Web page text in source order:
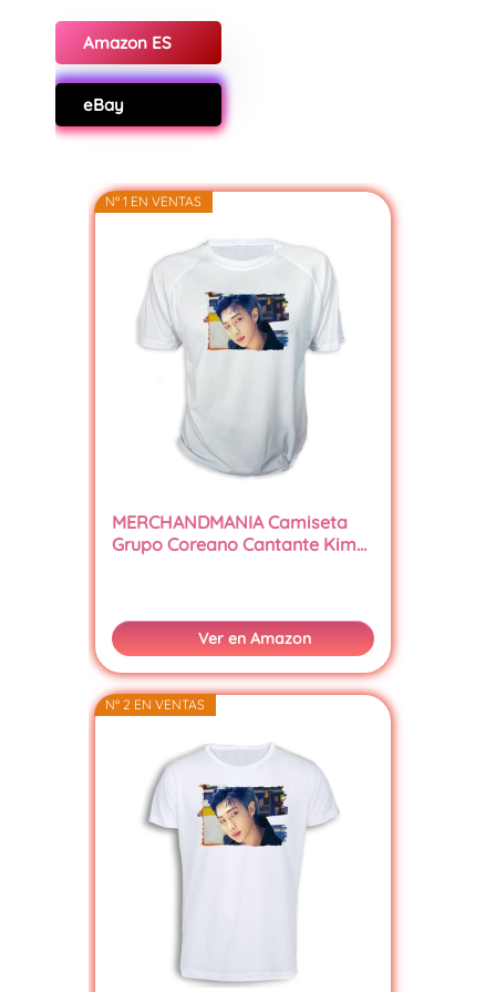
Amazon ES
eBay
Nº 1 EN VENTAS
MERCHANDMANIA Camiseta
Grupo Coreano Cantante Kim…
Ver en Amazon
Nº 2 EN VENTAS